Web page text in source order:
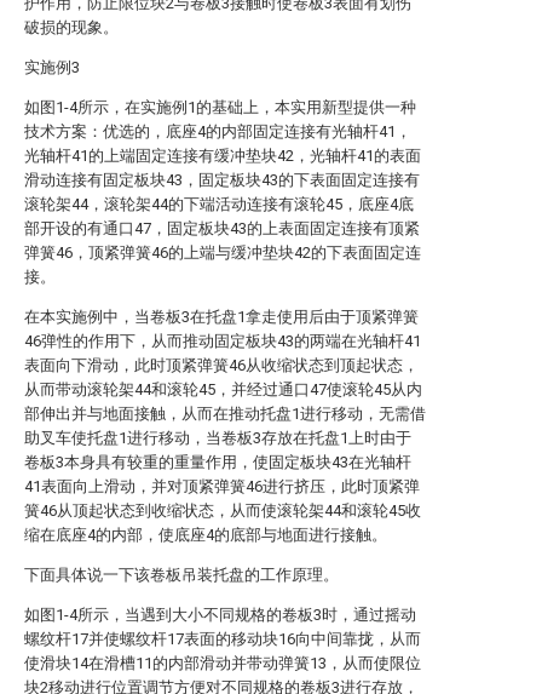
破损的现象。
实施例3
如图1-4所示，在实施例1的基础上，本实用新型提供一种
技术方案：优选的，底座4的内部固定连接有光轴杆41，
光轴杆41的上端固定连接有缓冲垫块42，光轴杆41的表面
滑动连接有固定板块43，固定板块43的下表面固定连接有
滚轮架44，滚轮架44的下端活动连接有滚轮45，底座4底
部开设的有通口47，固定板块43的上表面固定连接有顶紧
弹簧46，顶紧弹簧46的上端与缓冲垫块42的下表面固定连
接。
在本实施例中，当卷板3在托盘1拿走使用后由于顶紧弹簧
46弹性的作用下，从而推动固定板块43的两端在光轴杆41
表面向下滑动，此时顶紧弹簧46从收缩状态到顶起状态，
从而带动滚轮架44和滚轮45，并经过通口47使滚轮45从内
部伸出并与地面接触，从而在推动托盘1进行移动，无需借
助叉车使托盘1进行移动，当卷板3存放在托盘1上时由于
卷板3本身具有较重的重量作用，使固定板块43在光轴杆
41表面向上滑动，并对顶紧弹簧46进行挤压，此时顶紧弹
簧46从顶起状态到收缩状态，从而使滚轮架44和滚轮45收
缩在底座4的内部，使底座4的底部与地面进行接触。
下面具体说一下该卷板吊装托盘的工作原理。
如图1-4所示，当遇到大小不同规格的卷板3时，通过摇动
螺纹杆17并使螺纹杆17表面的移动块16向中间靠拢，从而
使滑块14在滑槽11的内部滑动并带动弹簧13，从而使限位
块2移动进行位置调节方便对不同规格的卷板3进行存放，